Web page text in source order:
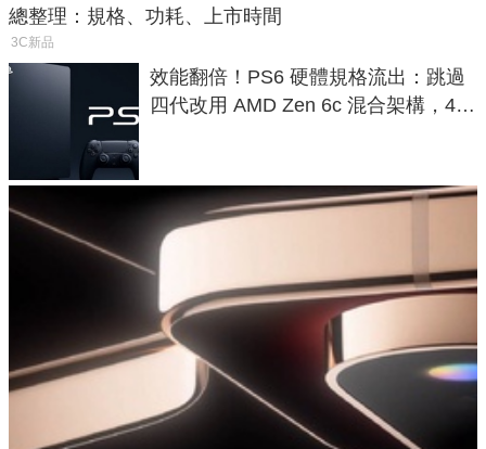
總整理：規格、功耗、上市時間
3C新品
效能翻倍！PS6 硬體規格流出：跳過
四代改用 AMD Zen 6c 混合架構，4K